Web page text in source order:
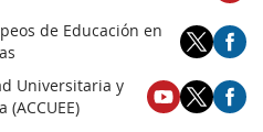
de Educación en
Universitaria y